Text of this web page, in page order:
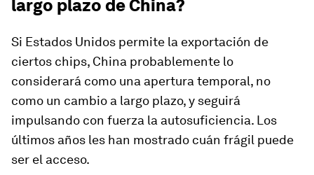
largo plazo de China?
Si Estados Unidos permite la exportación de
ciertos chips, China probablemente lo
considerará como una apertura temporal, no
como un cambio a largo plazo, y seguirá
impulsando con fuerza la autosuficiencia. Los
últimos años les han mostrado cuán frágil puede
ser el acceso.